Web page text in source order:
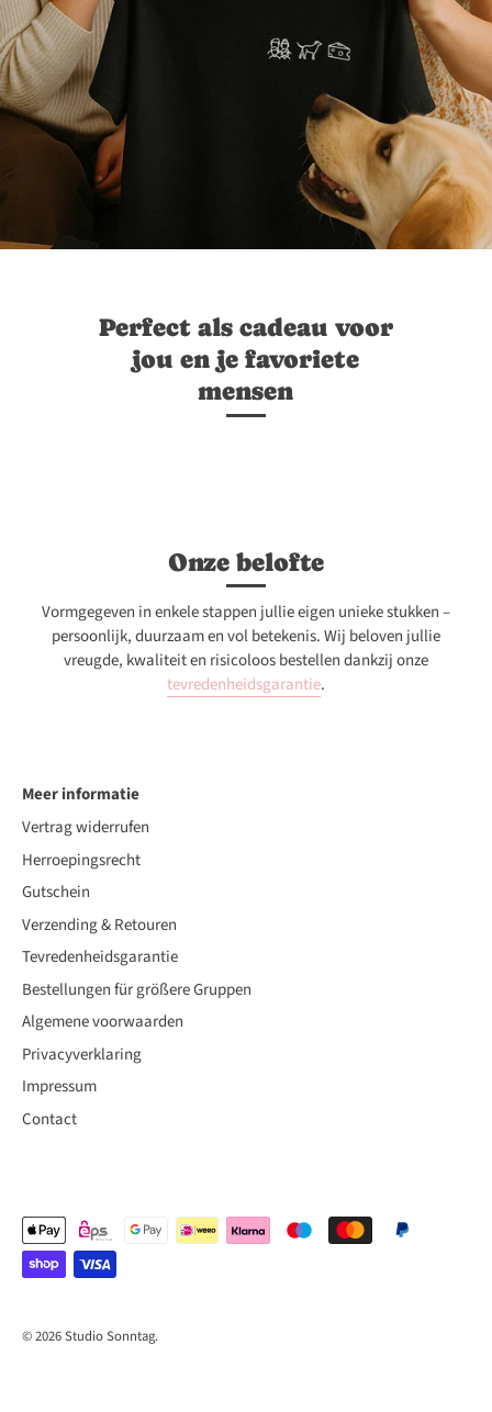
Perfect als cadeau voor
jou en je favoriete
mensen
Onze belofte
Vormgegeven in enkele stappen jullie eigen unieke stukken –
persoonlijk, duurzaam en vol betekenis. Wij beloven jullie
vreugde, kwaliteit en risicoloos bestellen dankzij onze
tevredenheidsgarantie.
Meer informatie
Vertrag widerrufen
Herroepingsrecht
Gutschein
Verzending & Retouren
Tevredenheidsgarantie
Bestellungen für größere Gruppen
Algemene voorwaarden
Privacyverklaring
Impressum
Contact
© 2026Studio Sonntag.